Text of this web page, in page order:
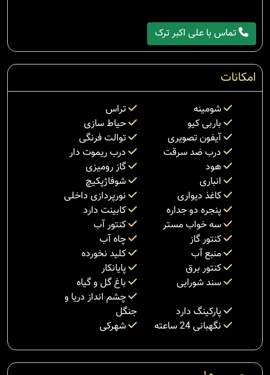
تماس با علی اکبر ترک
امکانات
شومینه
تراس
باربی کیو
حیاط سازی
آیفون تصویری
توالت فرنگی
درب ضد سرقت
درب ریموت دار
هود
گاز رومیزی
انباری
شوفاژپکیچ
کاغذ دیواری
نورپردازی داخلی
پنجره دو جداره
کابینت دارد
سه خواب مستر
کنتور آب
کنتور گاز
چاه آب
منبع آب
کلید نخورده
کنتور برق
پایانکار
سند شورایی
باغ گل و گیاه
پارکینگ دارد
چشم انداز دریا و
جنگل
نگهبانی 24 ساعته
شهرکی